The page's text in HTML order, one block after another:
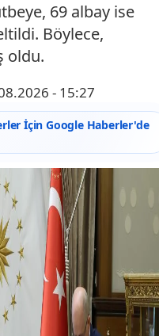
69 albay ise
Böylece,
oldu.
- 15:27
İçin Google Haberler'de